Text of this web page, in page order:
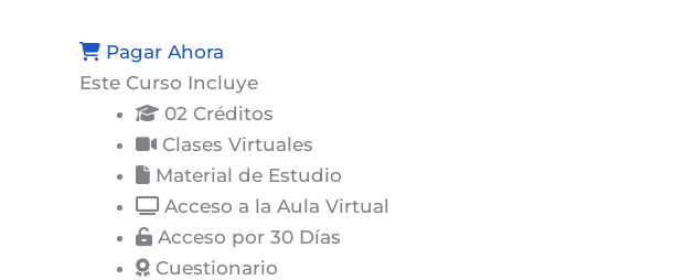
Pagar Ahora
Este Curso Incluye
02 Créditos
Clases Virtuales
Material de Estudio
Acceso a la Aula Virtual
Acceso por 30 Días
Cuestionario